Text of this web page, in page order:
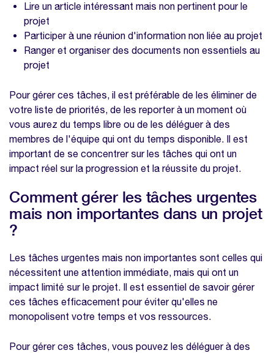
Lire un article intéressant mais non pertinent pour le
projet
Participer à une réunion d'information non liée au projet
Ranger et organiser des documents non essentiels au
projet
Pour gérer ces tâches, il est préférable de les éliminer de
votre liste de priorités, de les reporter à un moment où
vous aurez du temps libre ou de les déléguer à des
membres de l'équipe qui ont du temps disponible. Il est
important de se concentrer sur les tâches qui ont un
impact réel sur la progression et la réussite du projet.
Comment gérer les tâches urgentes
mais non importantes dans un projet
?
Les tâches urgentes mais non importantes sont celles qui
nécessitent une attention immédiate, mais qui ont un
impact limité sur le projet. Il est essentiel de savoir gérer
ces tâches efficacement pour éviter qu'elles ne
monopolisent votre temps et vos ressources.
Pour gérer ces tâches, vous pouvez les déléguer à des